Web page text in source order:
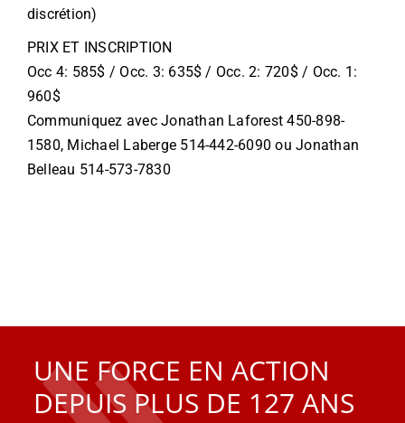
discrétion)
PRIX ET INSCRIPTION
Occ 4: 585$ / Occ. 3: 635$ / Occ. 2: 720$ / Occ. 1:
960$
Communiquez avec Jonathan Laforest 450-898-
1580, Michael Laberge 514-442-6090 ou Jonathan
Belleau 514-573-7830
UNE FORCE EN ACTION
DEPUIS PLUS DE 127 ANS